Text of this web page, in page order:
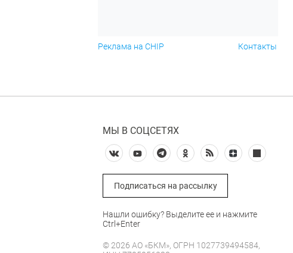
Реклама на CHIP Контакты
МЫ В СОЦСЕТЯХ
Подписаться на рассылку
Нашли ошибку? Выделите ее и нажмите
Ctrl+Enter
© 2026 АО «БКМ», ОГРН 1027739494584,